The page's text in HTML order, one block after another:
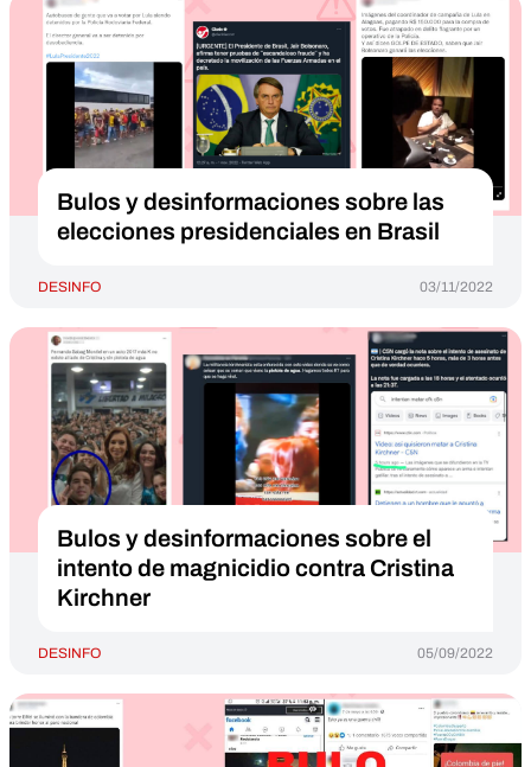
Bulos y desinformaciones sobre las
elecciones presidenciales en Brasil
DESINFO 03/11/2022
Bulos y desinformaciones sobre el
intento de magnicidio contra Cristina
Kirchner
DESINFO 05/09/2022